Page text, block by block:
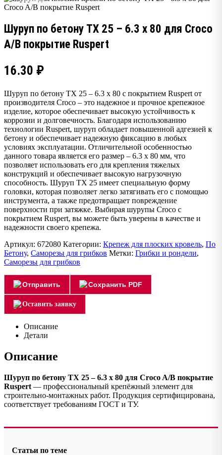
Шуруп по бетону TX 25 – 6.3 x 80 для Croco
A/B покрытие Ruspert
16.30 ₽
Шуруп по бетону TX 25 – 6.3 x 80 с покрытием Ruspert от
производителя Croco – это надежное и прочное крепежное
изделие, которое обеспечивает высокую устойчивость к
коррозии и долговечность. Благодаря использованию
технологии Ruspert, шуруп обладает повышенной адгезией к
бетону и обеспечивает надежную фиксацию в любых
условиях эксплуатации. Отличительной особенностью
данного товара является его размер – 6.3 x 80 мм, что
позволяет использовать его для крепления тяжелых
конструкций и обеспечивает высокую нагрузочную
способность. Шуруп TX 25 имеет специальную форму
головки, которая позволяет легко затягивать его с помощью
инструмента, а также предотвращает повреждение
поверхности при затяжке. Выбирая шурупы Croco с
покрытием Ruspert, вы можете быть уверены в качестве и
надежности своего крепежа.
Артикул: 672080 Категории: Крепеж для плоских кровель, По
Бетону, Саморезы для грибков Метки: Грибки и рондели,
Саморезы для грибков
Отправить Сохранить PDF
Оставить заявку
Описание
Детали
Описание
Шуруп по бетону TX 25 – 6.3 x 80 для Croco A/B покрытие
Ruspert — профессиональный крепёжный элемент для
строительно-монтажных работ. Продукция сертифицирована,
соответствует требованиям ГОСТ и ТУ.
Статьи по теме